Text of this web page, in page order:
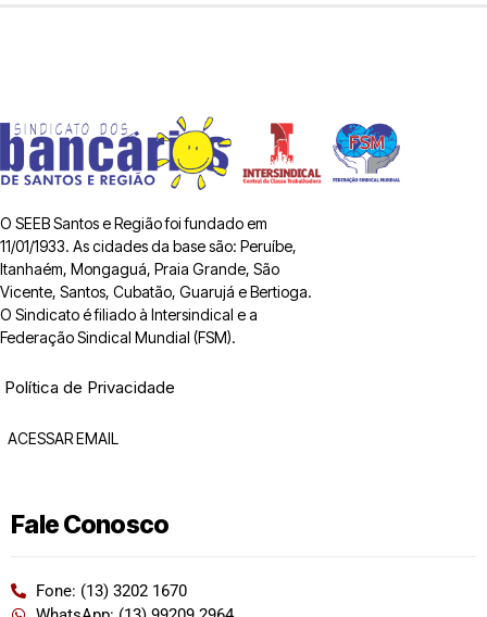
O SEEB Santos e Região foi fundado em
11/01/1933. As cidades da base são: Peruíbe,
Itanhaém, Mongaguá, Praia Grande, São
Vicente, Santos, Cubatão, Guarujá e Bertioga.
O Sindicato é filiado à Intersindical e a
Federação Sindical Mundial (FSM).
Política de Privacidade
ACESSAR EMAIL
Fale Conosco
Fone: (13) 3202 1670